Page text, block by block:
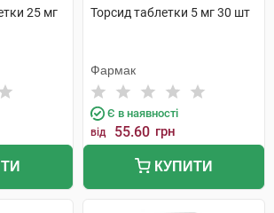
25 мг
Торсид таблетки 5 мг 30 шт
Фармак
Є в наявності
від 55.60 грн
КУПИТИ